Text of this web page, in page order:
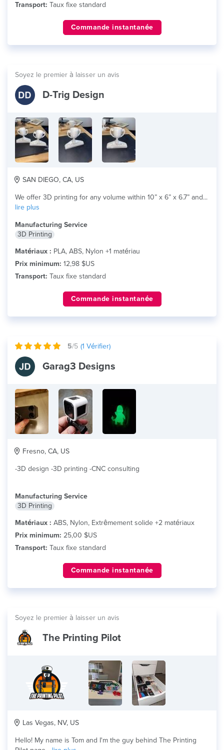
Transport: Taux fixe standard
Commande instantanée
Soyez le premier à laisser un avis
D-Trig Design
SAN DIEGO, CA, US
We offer 3D printing for any volume within 10” x 6” x 6.7” and...
lire plus
Manufacturing Service
3D Printing
Matériaux : PLA, ABS, Nylon +1 matériau
Prix minimum: 12,98 $US
Transport: Taux fixe standard
Commande instantanée
5/5 (1 Vérifier)
Garag3 Designs
Fresno, CA, US
-3D design -3D printing -CNC consulting
Manufacturing Service
3D Printing
Matériaux : ABS, Nylon, Extrêmement solide +2 matériaux
Prix minimum: 25,00 $US
Transport: Taux fixe standard
Commande instantanée
Soyez le premier à laisser un avis
The Printing Pilot
Las Vegas, NV, US
Hello! My name is Tom and I'm the guy behind The Printing